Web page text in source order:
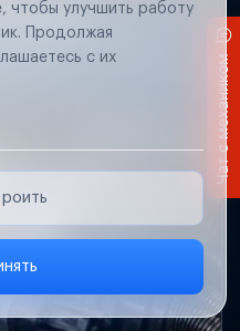
прицепа
восстановим
чтобы улучшить работу
Продолжая
с их
Чат с механиком